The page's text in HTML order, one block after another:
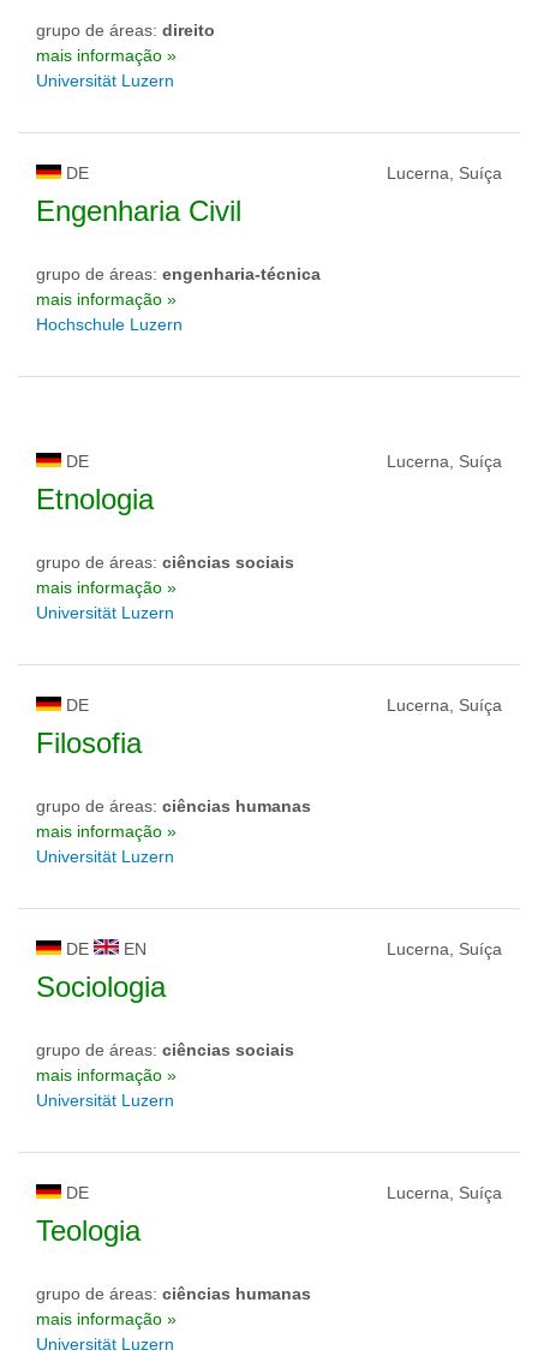
grupo de áreas: direito
mais informação »
Universität Luzern
DE Lucerna, Suíça
Engenharia Civil
grupo de áreas: engenharia-técnica
mais informação »
Hochschule Luzern
DE Lucerna, Suíça
Etnologia
grupo de áreas: ciências sociais
mais informação »
Universität Luzern
DE Lucerna, Suíça
Filosofia
grupo de áreas: ciências humanas
mais informação »
Universität Luzern
DE EN Lucerna, Suíça
Sociologia
grupo de áreas: ciências sociais
mais informação »
Universität Luzern
DE Lucerna, Suíça
Teologia
grupo de áreas: ciências humanas
mais informação »
Universität Luzern